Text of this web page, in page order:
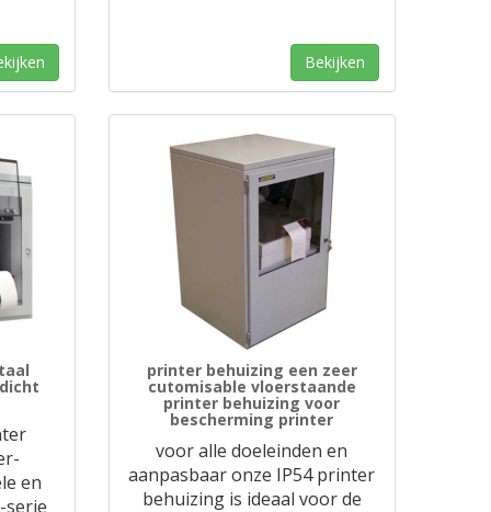
Bekijken
en
serie
printer behuizing een zeer
cutomisable vloerstaande
printer behuizing voor
bescherming printer
voor alle doeleinden en
aanpasbaar onze IP54 printer
behuizing is ideaal voor de